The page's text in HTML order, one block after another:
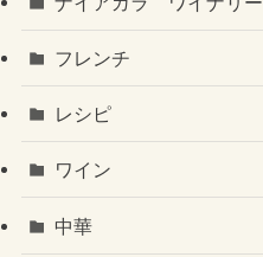
フレンチ
レシピ
ワイン
中華